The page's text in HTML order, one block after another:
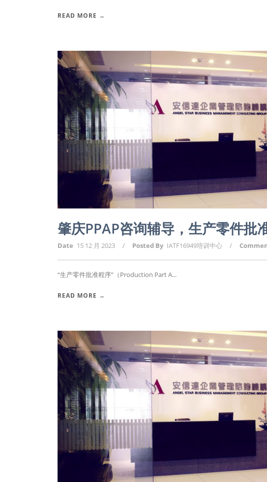
READ MORE →
肇庆PPAP咨询辅导，生产零件批
Date 15 12 月 2023 / Posted By IATF16949培训中心 /
“生产零件批准程序”（Production Part A...
READ MORE →